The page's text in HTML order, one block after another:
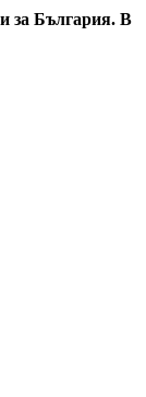
за България. В